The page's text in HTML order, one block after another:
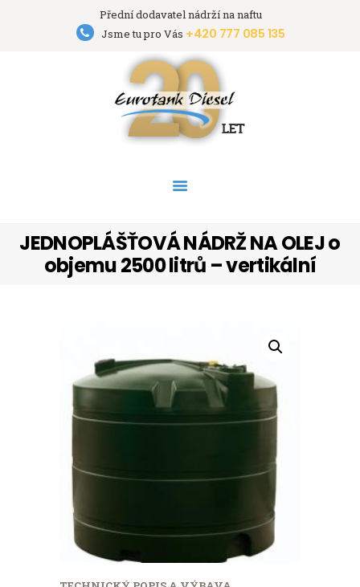
Přední dodavatel nádrží na naftu
Jsme tu pro Vás +420 777 085 135
JEDNOPLÁŠŤOVÁ NÁDRŽ NA OLEJ o
objemu 2500 litrů – vertikální
Eurotank Diesel s.r.o.
Přední dodavatel nádrží na naftu
HOME
NÁDRŽE
PRONÁJEM NÁDRŽÍ
O FIRMĚ
KONTAKT